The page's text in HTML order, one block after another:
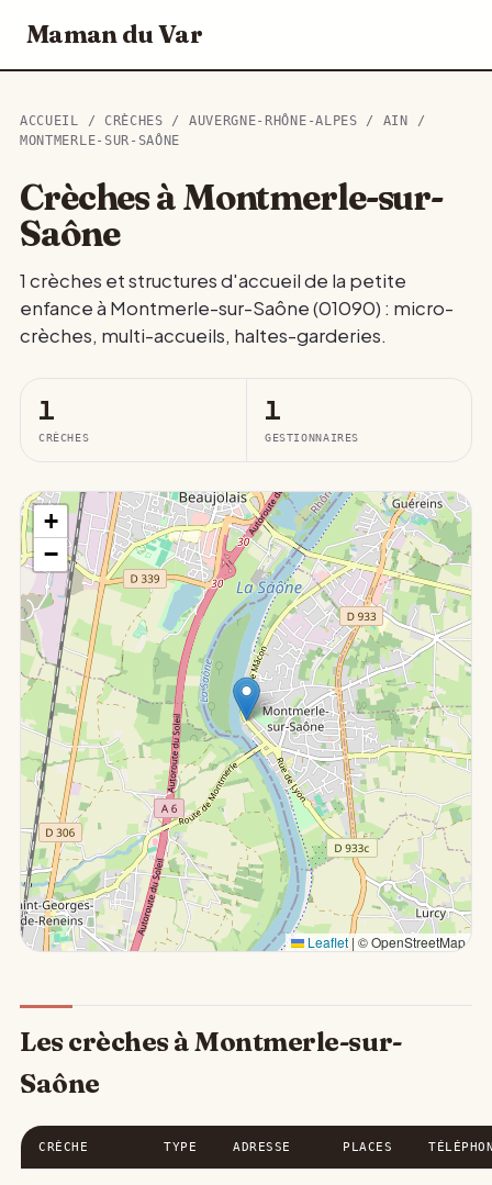
Maman du Var
ACCUEIL / CRÈCHES / AUVERGNE-RHÔNE-ALPES / AIN
/
MONTMERLE-SUR-SAÔNE
Crèches à Montmerle-sur-
Saône
1 crèches et structures d'accueil de la petite
enfance à Montmerle-sur-Saône (01090) : micro-
crèches, multi-accueils, haltes-garderies.
1
CRÈCHES
1
GESTIONNAIRES
+
−
Leaflet |© OpenStreetMap
Les crèches à Montmerle-sur-
Saône
CRÈCHE TYPE ADRESSE PLACES